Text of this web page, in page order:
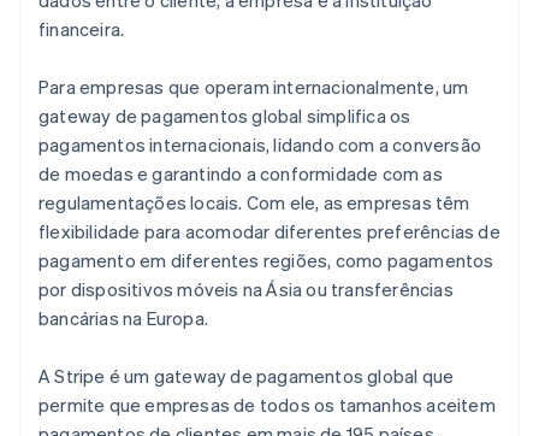
financeira.
Para empresas que operam internacionalmente, um
gateway de pagamentos global simplifica os
pagamentos internacionais, lidando com a conversão
de moedas e garantindo a conformidade com as
regulamentações locais. Com ele, as empresas têm
flexibilidade para acomodar diferentes preferências de
pagamento em diferentes regiões, como pagamentos
por dispositivos móveis na Ásia ou transferências
bancárias na Europa.
A Stripe é um gateway de pagamentos global que
permite que empresas de todos os tamanhos aceitem